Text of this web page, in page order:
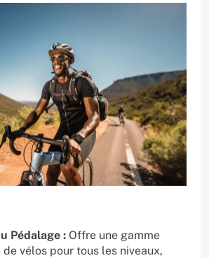
Pédalage : Offre une gamme
vélos pour tous les niveaux,